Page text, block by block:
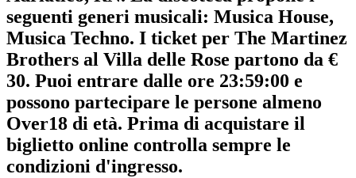
seguenti generi musicali: Musica House,
Musica Techno. I ticket per The Martinez
Brothers al Villa delle Rose partono da €
30. Puoi entrare dalle ore 23:59:00 e
possono partecipare le persone almeno
Over18 di età. Prima di acquistare il
biglietto online controlla sempre le
condizioni d'ingresso.